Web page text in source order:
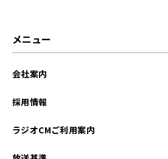
メニュー
会社案内
採用情報
ラジオCMご利用案内